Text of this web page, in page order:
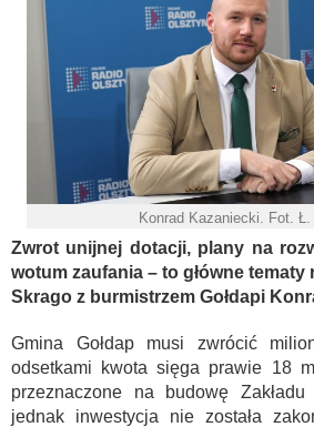
Konrad Kazaniecki. Fot. Ł.
Zwrot unijnej dotacji, plany na
wotum zaufania – to główne
Skrago z burmistrzem Gołdapi
Gmina Gołdap musi zwrócić
odsetkami kwota sięga prawie 18
przeznaczone na budowę Zakładu
jednak inwestycja nie została